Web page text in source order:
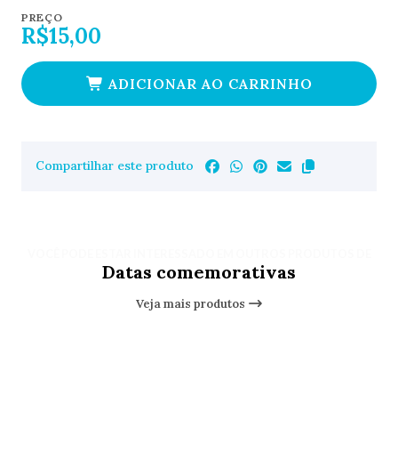
PREÇO
R$15,00
ADICIONAR AO CARRINHO
Compartilhar este produto
Datas comemorativas
Veja mais produtos